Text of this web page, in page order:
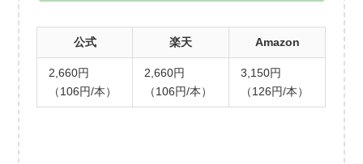
公式 楽天 Amazon
2,660円
（106円/本）
2,660円
（106円/本）
3,150円
（126円/本）